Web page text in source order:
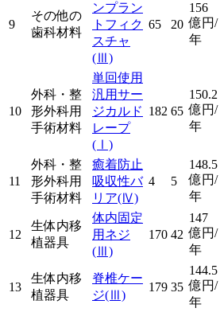
9
その他の
歯科材料
ンプラン
トフィク
スチャ
(Ⅲ)
65 20
156
億円/
年
10
外科・整
形外科用
手術材料
単回使用
汎用サー
ジカルド
レープ
(Ⅰ)
182 65
150.2
億円/
年
11
外科・整
形外科用
手術材料
癒着防止
吸収性バ
リア(Ⅳ)
4 5
148.5
億円/
年
12
生体内移
植器具
体内固定
用ネジ
(Ⅲ)
170 42
147
億円/
年
13
生体内移
植器具
脊椎ケー
ジ(Ⅲ)
179 35
144.5
億円/
年